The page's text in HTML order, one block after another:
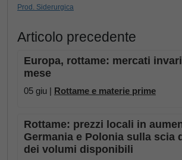
Prod. Siderurgica
Articolo precedente
Europa, rottame: mercati
mese
05 giu | Rottame e materie prime
Rottame: prezzi locali in
Germania e Polonia sulla scia
dei volumi disponibili